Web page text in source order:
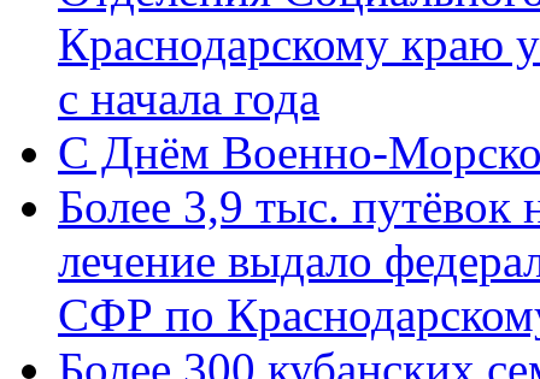
Краснодарскому краю
с начала года
C Днём Военно-
Более 3,9 тыс. путёвок
лечение выдало
СФР по
Более 300 кубанских